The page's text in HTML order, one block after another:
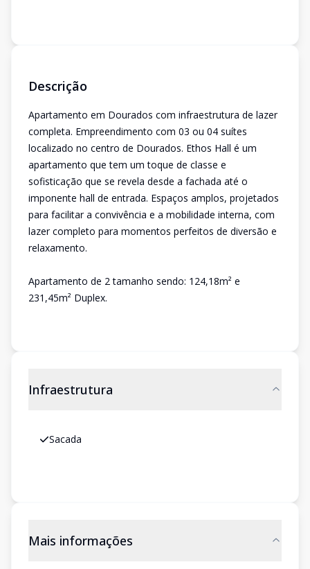
Descrição
Apartamento em Dourados com infraestrutura de lazer
completa. Empreendimento com 03 ou 04 suítes
localizado no centro de Dourados. Ethos Hall é um
apartamento que tem um toque de classe e
sofisticação que se revela desde a fachada até o
imponente hall de entrada. Espaços amplos, projetados
para facilitar a convivência e a mobilidade interna, com
lazer completo para momentos perfeitos de diversão e
relaxamento.
Apartamento de 2 tamanho sendo: 124,18m² e
231,45m² Duplex.
Infraestrutura
Sacada
Mais informações